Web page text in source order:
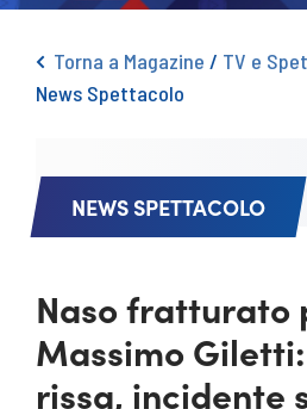
Torna a Magazine / TV e
News Spettacolo
NEWS SPETTACOLO
Naso fratturato
Massimo
rissa, incidente